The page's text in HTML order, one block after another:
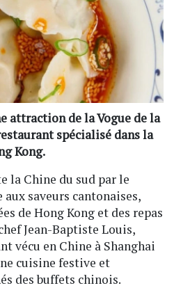
attraction de la Vogue de la
spécialisé dans la
Kong.
la Chine du sud par le
saveurs cantonaises,
de Hong Kong et des repas
Jean-Baptiste Louis,
vécu en Chine à Shanghai
cuisine festive et
des buffets chinois.